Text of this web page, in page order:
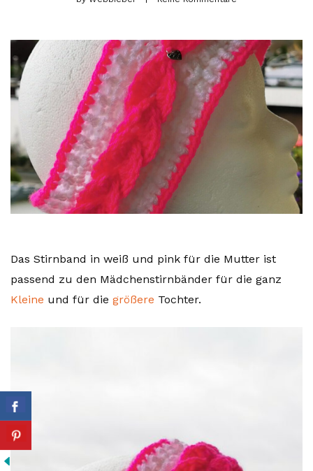
Das Stirnband in weiß und pink für die Mutter ist
passend zu den Mädchenstirnbänder für die ganz
Kleine und für die größere Tochter.